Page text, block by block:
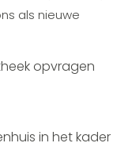
als nieuwe
opvragen
in het kader